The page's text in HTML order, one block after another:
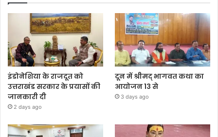
इंडोनेशिया के राजदूत को
उत्तराखंड सरकार के प्रयासों की
जानकारी दी
2 days ago
दून में श्रीमद् भागवत कथा का
आयोजन 13 से
3 days ago